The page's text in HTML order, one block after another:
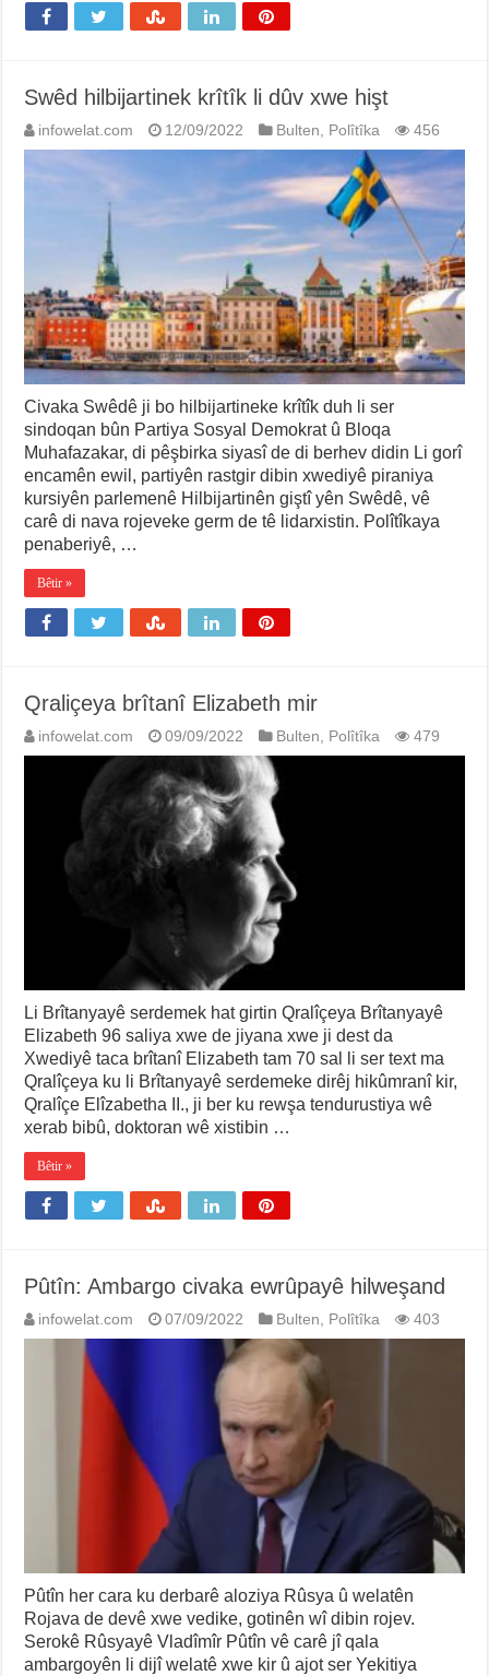
Swêd hilbijartinek krîtîk li dûv xwe hişt
infowelat.com 12/09/2022 Bulten, Polîtîka 456
Civaka Swêdê ji bo hilbijartineke krîtîk duh li ser
sindoqan bûn Partiya Sosyal Demokrat û Bloqa
Muhafazakar, di pêşbirka siyasî de di berhev didin Li gorî
encamên ewil, partiyên rastgir dibin xwediyê piraniya
kursiyên parlemenê Hilbijartinên giştî yên Swêdê, vê
carê di nava rojeveke germ de tê lidarxistin. Polîtîkaya
penaberiyê, …
Bêtir »
Qraliçeya brîtanî Elizabeth mir
infowelat.com 09/09/2022 Bulten, Polîtîka 479
Li Brîtanyayê serdemek hat girtin Qralîçeya Brîtanyayê
Elizabeth 96 saliya xwe de jiyana xwe ji dest da
Xwediyê taca brîtanî Elizabeth tam 70 sal li ser text ma
Qralîçeya ku li Brîtanyayê serdemeke dirêj hikûmranî kir,
Qralîçe Elîzabetha II., ji ber ku rewşa tendurustiya wê
xerab bibû, doktoran wê xistibin …
Bêtir »
Pûtîn: Ambargo civaka ewrûpayê hilweşand
infowelat.com 07/09/2022 Bulten Polîtîka 403
Pûtîn her cara ku derbarê aloziya Rûsya û welatên
Rojava de devê xwe vedike, gotinên wî dibin rojev.
Serokê Rûsyayê Vladîmîr Pûtîn vê carê jî qala
ambargoyên li dijî welatê xwe kir û ajot ser Yekitiya